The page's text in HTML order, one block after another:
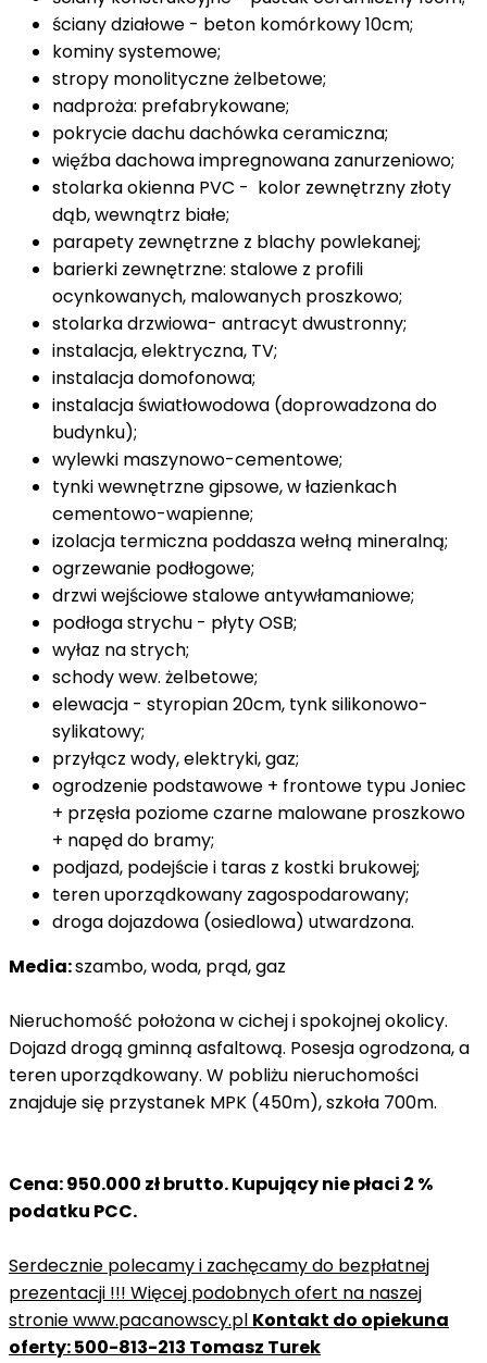
ściany działowe - beton komórkowy 10cm;
kominy systemowe;
stropy monolityczne żelbetowe;
nadproża: prefabrykowane;
pokrycie dachu dachówka ceramiczna;
więźba dachowa impregnowana zanurzeniowo;
stolarka okienna PVC - kolor zewnętrzny złoty
dąb, wewnątrz białe;
parapety zewnętrzne z blachy powlekanej;
barierki zewnętrzne: stalowe z profili
ocynkowanych, malowanych proszkowo;
stolarka drzwiowa- antracyt dwustronny;
instalacja, elektryczna, TV;
instalacja domofonowa;
instalacja światłowodowa (doprowadzona do
budynku);
wylewki maszynowo-cementowe;
tynki wewnętrzne gipsowe, w łazienkach
cementowo-wapienne;
izolacja termiczna poddasza wełną mineralną;
ogrzewanie podłogowe;
drzwi wejściowe stalowe antywłamaniowe;
podłoga strychu - płyty OSB;
wyłaz na strych;
schody wew. żelbetowe;
elewacja - styropian 20cm, tynk silikonowo-
sylikatowy;
przyłącz wody, elektryki, gaz;
ogrodzenie podstawowe + frontowe typu Joniec
+ przęsła poziome czarne malowane proszkowo
+ napęd do bramy;
podjazd, podejście i taras z kostki brukowej;
teren uporządkowany zagospodarowany;
droga dojazdowa (osiedlowa) utwardzona.
Media:szambo, woda, prąd, gaz
Nieruchomość położona w cichej i spokojnej okolicy.
Dojazd drogą gminną asfaltową. Posesja ogrodzona, a
teren uporządkowany. W pobliżu nieruchomości
znajduje się przystanek MPK (450m), szkoła 700m.
Cena: 950.000 zł brutto. Kupujący nie płaci 2 %
podatku PCC.
Serdecznie polecamy i zachęcamy do bezpłatnej
prezentacji !!! Więcej podobnych ofert na naszej
stronie www.pacanowscy.pl Kontakt do opiekuna
oferty:500-813-213 Tomasz Turek